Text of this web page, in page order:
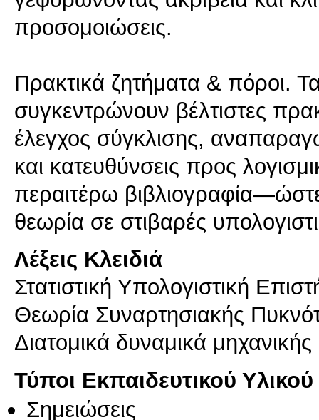
προσομοιώσεις.
Πρακτικά ζητήματα & πόροι.
συγκεντρώνουν βέλτιστες
έλεγχος σύγκλισης,
και κατευθύνσεις προς
περαιτέρω
Λέξεις Κλειδιά
Στατιστική Υπολογιστική
Θεωρία Συναρτησιακής
Διατομικά δυναμικά
Τύποι Εκπαιδευτικού Υλικού
Σημειώσεις